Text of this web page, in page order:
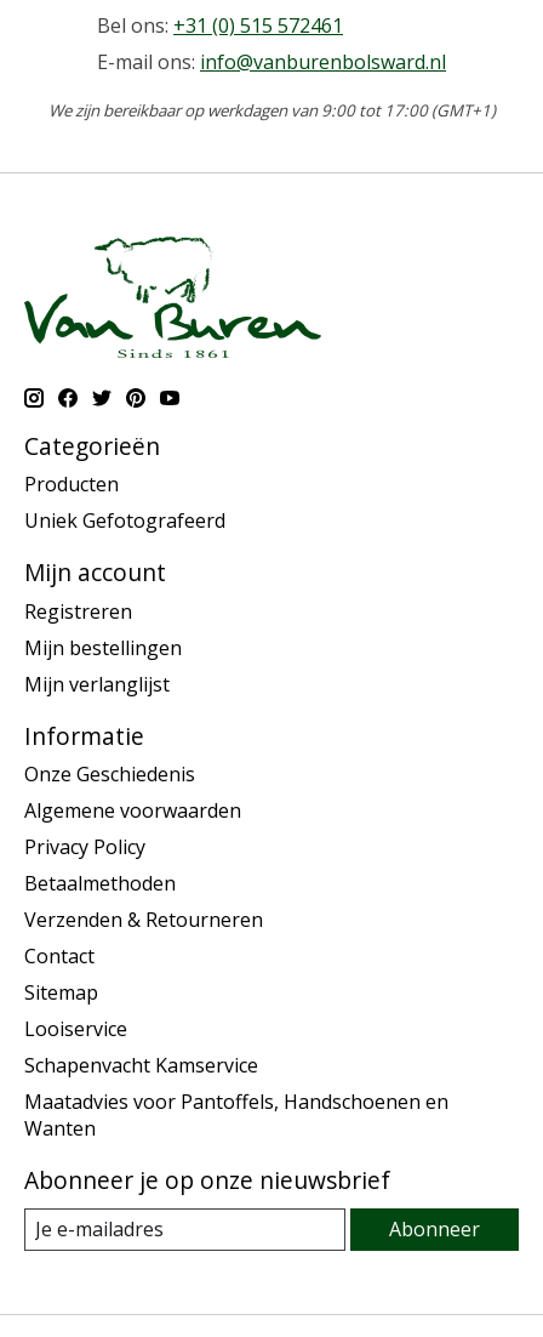
Bel ons: +31 (0) 515 572461
E-mail ons: info@vanburenbolsward.nl
We zijn bereikbaar op werkdagen van 9:00 tot 17:00 (GMT+1)
Categorieën
Producten
Uniek Gefotografeerd
Mijn account
Registreren
Mijn bestellingen
Mijn verlanglijst
Informatie
Onze Geschiedenis
Algemene voorwaarden
Privacy Policy
Betaalmethoden
Verzenden & Retourneren
Contact
Sitemap
Looiservice
Schapenvacht Kamservice
Maatadvies voor Pantoffels, Handschoenen en
Wanten
Abonneer je op onze nieuwsbrief
Abonneer